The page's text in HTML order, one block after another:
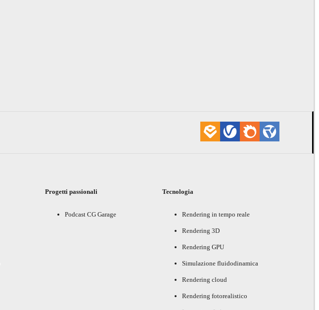
Progetti passionali
Podcast CG Garage
Tecnologia
Rendering in tempo reale
Rendering 3D
Rendering GPU
Simulazione fluidodinamica
Rendering cloud
Rendering fotorealistico